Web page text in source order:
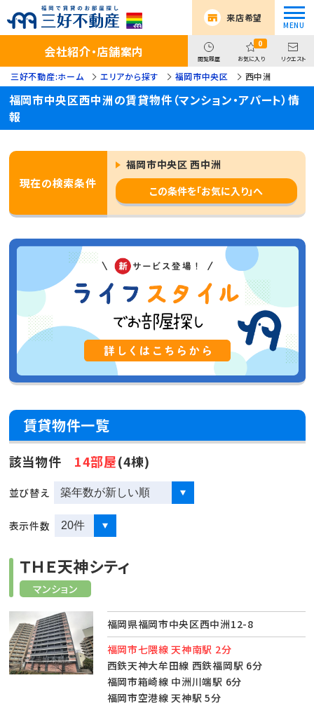
来店希望
会社紹介・店舗案内 閲覧履歴
0
お気に入り リクエスト
三好不動産:ホーム エリアから探す 福岡市中央区 西中洲
福岡市中央区西中洲の賃貸物件（マンション・アパート）情
報
現在の検索条件
福岡市中央区 西中洲
この条件を「お気に入り」へ
賃貸物件一覧
該当物件 14部屋(4棟)
並び替え
表示件数
マンション
ＴＨＥ天神シティ
福岡県福岡市中央区西中洲12-8
福岡市七隈線 天神南駅 2分
西鉄天神大牟田線 西鉄福岡駅 6分
福岡市箱崎線 中洲川端駅 6分
福岡市空港線 天神駅 5分